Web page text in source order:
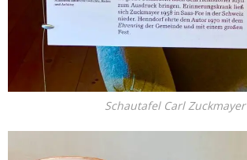
Schautafel Carl Zuckmayer